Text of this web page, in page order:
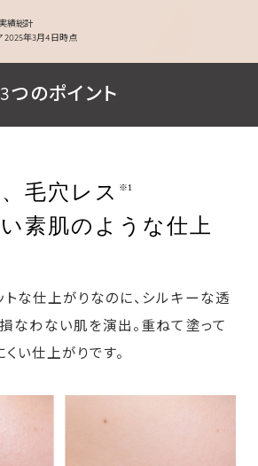
績総計
2025年3月4日時点
3つのポイント
毛穴レス ※1
素肌のような仕上
トな仕上がりなのに、シルキーな透
なわない肌を演出。重ねて塗って
い仕上がりです。